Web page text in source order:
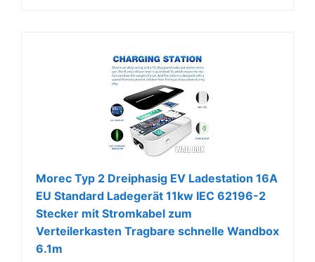
Morec Typ 2 Dreiphasig EV Ladestation 16A
EU Standard Ladegerät 11kw IEC 62196-2
Stecker mit Stromkabel zum
Verteilerkasten Tragbare schnelle Wandbox
6.1m